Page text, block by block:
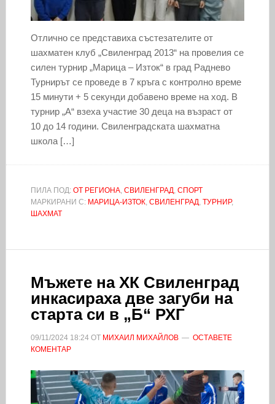
Отлично се представиха състезателите от
шахматен клуб „Свиленград 2013“ на провелия се
силен турнир „Марица – Изток“ в град Раднево
Турнирът се проведе в 7 кръга с контролно време
15 минути + 5 секунди добавено време на ход. В
турнир „А“ взеха участие 30 деца на възраст от
10 до 14 години. Свиленградската шахматна
школа […]
ПИЛА ПОД: ОТ РЕГИОНА, СВИЛЕНГРАД, СПОРТ
МАРКИРАНИ С: МАРИЦА-ИЗТОК, СВИЛЕНГРАД, ТУРНИР,
ШАХМАТ
Мъжете на ХК Свиленград
инкасираха две загуби на
старта си в „Б“ РХГ
09/11/2024 18:24ОТ МИХАИЛ МИХАЙЛОВ
ОСТАВЕТЕ
КОМЕНТАР